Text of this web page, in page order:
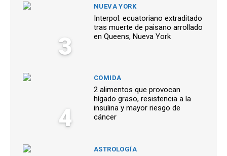
3
NUEVA YORK
Interpol: ecuatoriano extraditado
tras muerte de paisano arrollado
en Queens, Nueva York
4
COMIDA
2 alimentos que provocan
hígado graso, resistencia a la
insulina y mayor riesgo de
cáncer
ASTROLOGÍA